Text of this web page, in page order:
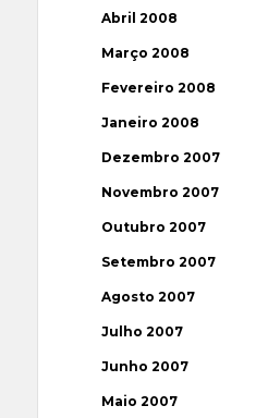
Abril 2008
Março 2008
Fevereiro 2008
Janeiro 2008
Dezembro 2007
Novembro 2007
Outubro 2007
Setembro 2007
Agosto 2007
Julho 2007
Junho 2007
Maio 2007